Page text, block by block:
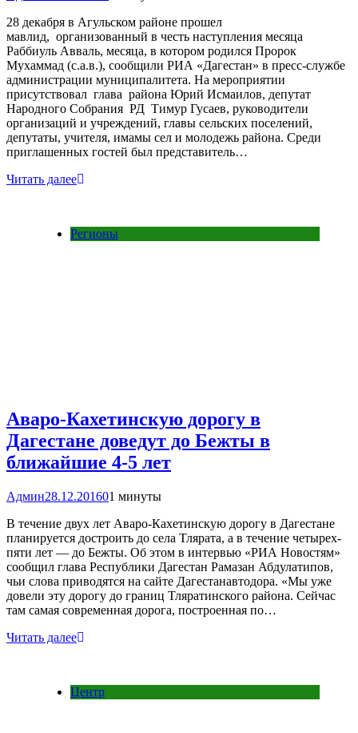
28 декабря в Агульском районе прошел
мавлид, организованный в честь наступления месяца
Раббиуль Авваль, месяца, в котором родился Пророк
Мухаммад (с.а.в.), сообщили РИА «Дагестан» в пресс-службе
администрации муниципалитета. На мероприятии
присутствовал глава района Юрий Исмаилов, депутат
Народного Собрания РД Тимур Гусаев, руководители
организаций и учреждений, главы сельских поселений,
депутаты, учителя, имамы сел и молодежь района. Среди
приглашенных гостей был представитель…
Читать далее
Регионы
Аваро-Кахетинскую дорогу в
Дагестане доведут до Бежты в
ближайшие 4-5 лет
Админ28.12.201601 минуты
В течение двух лет Аваро-Кахетинскую дорогу в Дагестане
планируется достроить до села Тлярата, а в течение четырех-
пяти лет — до Бежты. Об этом в интервью «РИА Новостям»
сообщил глава Республики Дагестан Рамазан Абдулатипов,
чьи слова приводятся на сайте Дагестанавтодора. «Мы уже
довели эту дорогу до границ Тляратинского района. Сейчас
там самая современная дорога, построенная по…
Читать далее
Центр